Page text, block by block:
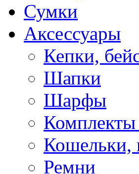
Сумки
Аксессуары
Кепки,
Шапки
Шарфы
Кошельки,
Ремни